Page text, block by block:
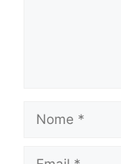
Nome
Email